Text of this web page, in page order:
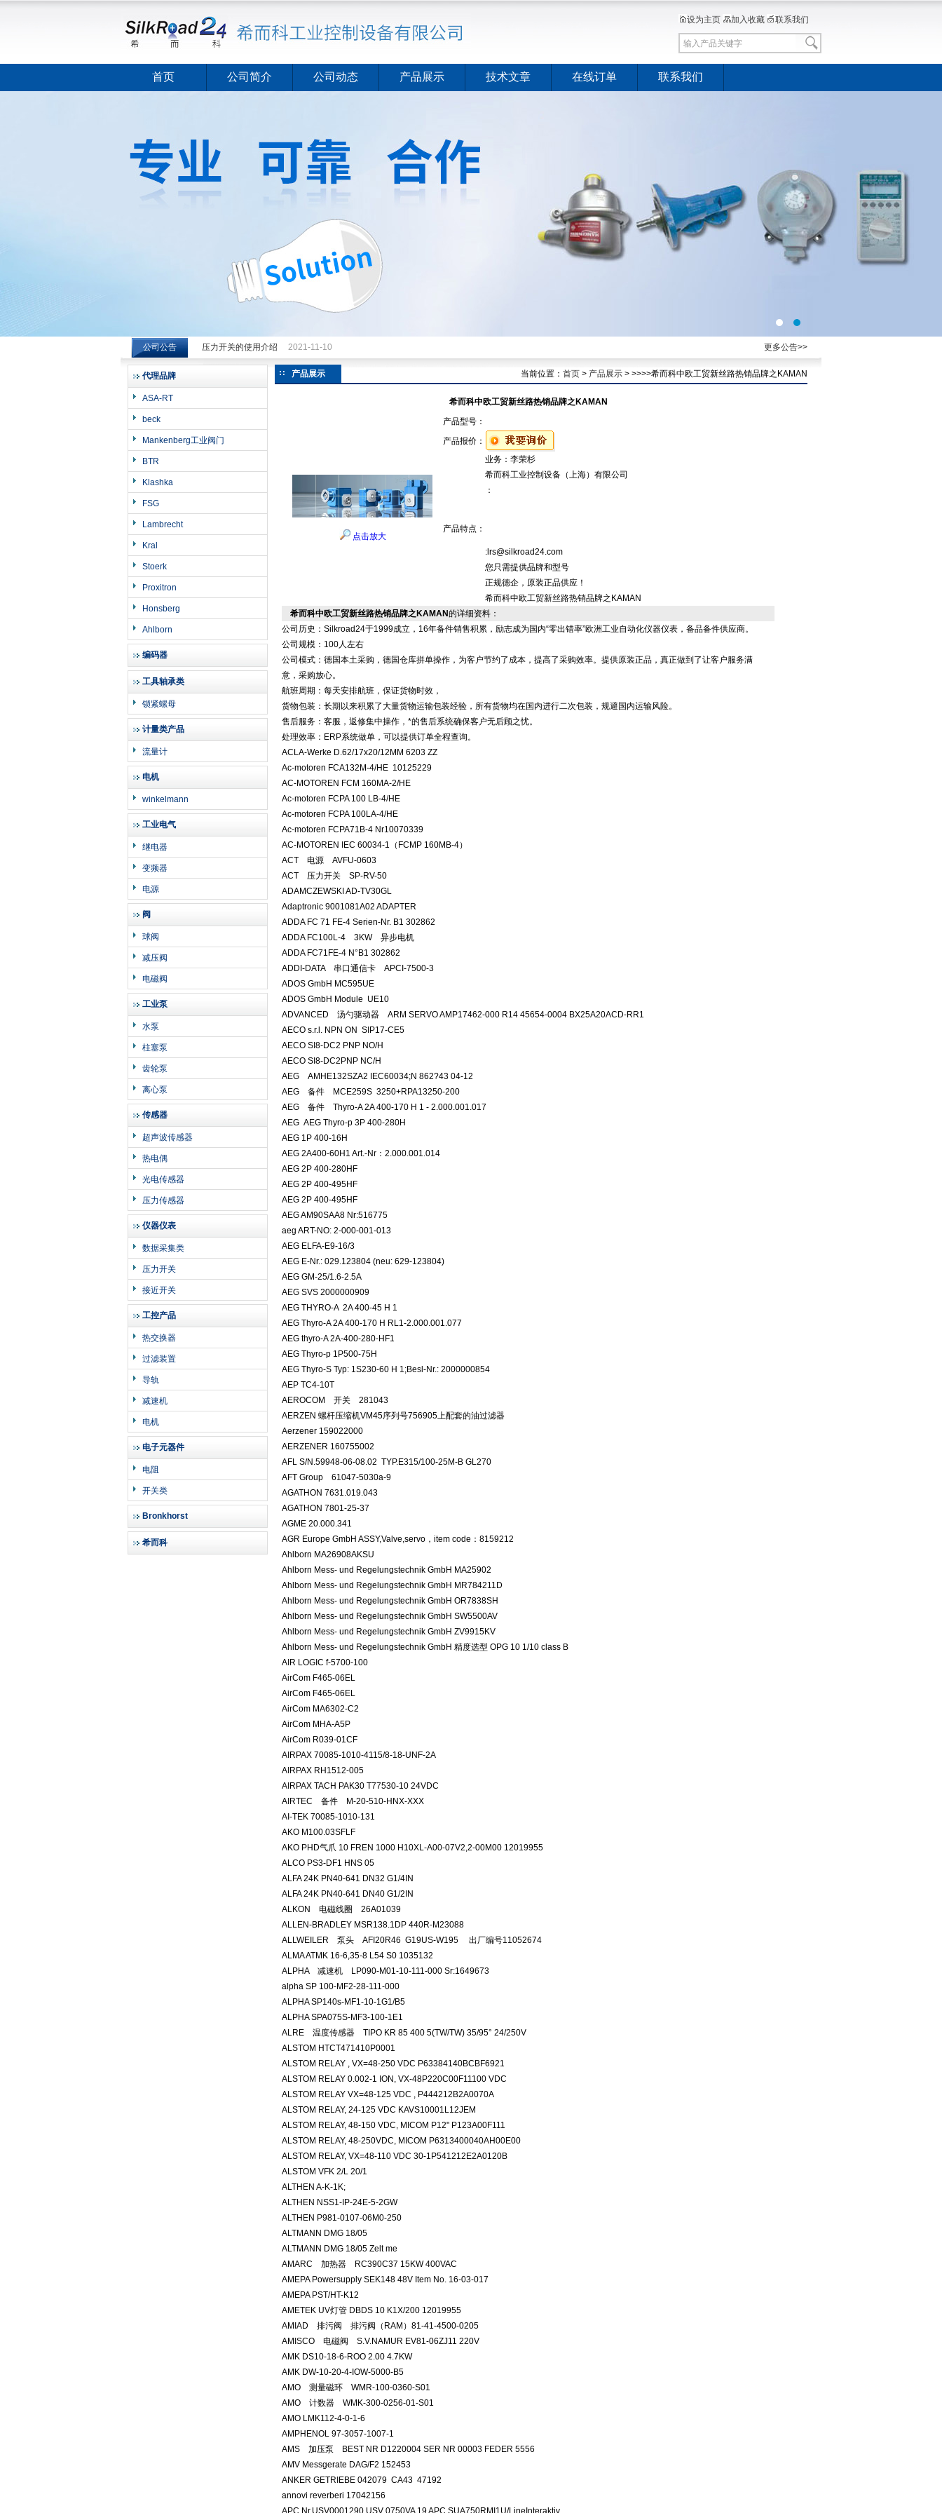
希而科工业控制设备（上海）有限公司
设为主页 加入收藏 联系我们
首页 公司简介 公司动态 产品展示 技术文章 在线订单 联系我们
公司公告 压力开关的使用介绍 2021-11-10 更多公告>>
代理品牌
ASA-RT
beck
Mankenberg工业阀门
BTR
Klashka
FSG
Lambrecht
Kral
Stoerk
Proxitron
Honsberg
Ahlborn
编码器
工具轴承类
锁紧螺母
计量类产品
流量计
电机
winkelmann
工业电气
继电器
变频器
电源
阀
球阀
减压阀
电磁阀
工业泵
水泵
柱塞泵
齿轮泵
离心泵
传感器
超声波传感器
热电偶
光电传感器
压力传感器
仪器仪表
数据采集类
压力开关
接近开关
工控产品
热交换器
过滤装置
导轨
减速机
电机
电子元器件
电阻
开关类
Bronkhorst
希而科
产品展示 当前位置： 首页 > 产品展示 > >>>>希而科中欧工贸新丝路热销品牌之KAMAN
希而科中欧工贸新丝路热销品牌之KAMAN
点击放大
产品型号：
产品报价：
产品特点：
业务：李荣杉
希而科工业控制设备（上海）有限公司
：
:lrs@silkroad24.com
您只需提供品牌和型号
正规德企，原装正品供应！
希而科中欧工贸新丝路热销品牌之KAMAN
希而科中欧工贸新丝路热销品牌之KAMAN的详细资料：
公司历史：Silkroad24于1999成立，16年备件销售积累，励志成为国内“零出错率”欧洲工业自动化仪器仪表，备品备件供应商。
公司规模：100人左右
公司模式：德国本土采购，德国仓库拼单操作，为客户节约了成本，提高了采购效率。提供原装正品，真正做到了让客户服务满
意，采购放心。
航班周期：每天安排航班，保证货物时效，
货物包装：长期以来积累了大量货物运输包装经验，所有货物均在国内进行二次包装，规避国内运输风险。
售后服务：客服，返修集中操作，*的售后系统确保客户无后顾之忧。
处理效率：ERP系统做单，可以提供订单全程查询。
ACLA-Werke D.62/17x20/12MM 6203 ZZ
Ac-motoren FCA132M-4/HE 10125229
AC-MOTOREN FCM 160MA-2/HE
Ac-motoren FCPA 100 LB-4/HE
Ac-motoren FCPA 100LA-4/HE
Ac-motoren FCPA71B-4 Nr10070339
AC-MOTOREN IEC 60034-1（FCMP 160MB-4）
ACT 电源 AVFU-0603
ACT 压力开关 SP-RV-50
ADAMCZEWSKI AD-TV30GL
Adaptronic 9001081A02 ADAPTER
ADDA FC 71 FE-4 Serien-Nr. B1 302862
ADDA FC100L-4 3KW 异步电机
ADDA FC71FE-4 N°B1 302862
ADDI-DATA 串口通信卡 APCI-7500-3
ADOS GmbH MC595UE
ADOS GmbH Module UE10
ADVANCED 汤勺驱动器 ARM SERVO AMP17462-000 R14 45654-0004 BX25A20ACD-RR1
AECO s.r.l. NPN ON SIP17-CE5
AECO SI8-DC2 PNP NO/H
AECO SI8-DC2PNP NC/H
AEG AMHE132SZA2 IEC60034;N 862?43 04-12
AEG 备件 MCE259S 3250+RPA13250-200
AEG 备件 Thyro-A 2A 400-170 H 1 - 2.000.001.017
AEG AEG Thyro-p 3P 400-280H
AEG 1P 400-16H
AEG 2A400-60H1 Art.-Nr：2.000.001.014
AEG 2P 400-280HF
AEG 2P 400-495HF
AEG 2P 400-495HF
AEG AM90SAA8 Nr:516775
aeg ART-NO: 2-000-001-013
AEG ELFA-E9-16/3
AEG E-Nr.: 029.123804 (neu: 629-123804)
AEG GM-25/1.6-2.5A
AEG SVS 2000000909
AEG THYRO-A 2A 400-45 H 1
AEG Thyro-A 2A 400-170 H RL1-2.000.001.077
AEG thyro-A 2A-400-280-HF1
AEG Thyro-p 1P500-75H
AEG Thyro-S Typ: 1S230-60 H 1;Besl-Nr.: 2000000854
AEP TC4-10T
AEROCOM 开关 281043
AERZEN 螺杆压缩机VM45序列号756905上配套的油过滤器
Aerzener 159022000
AERZENER 160755002
AFL S/N.59948-06-08.02 TYP.E315/100-25M-B GL270
AFT Group 61047-5030a-9
AGATHON 7631.019.043
AGATHON 7801-25-37
AGME 20.000.341
AGR Europe GmbH ASSY,Valve,servo，item code：8159212
Ahlborn MA26908AKSU
Ahlborn Mess- und Regelungstechnik GmbH MA25902
Ahlborn Mess- und Regelungstechnik GmbH MR784211D
Ahlborn Mess- und Regelungstechnik GmbH OR7838SH
Ahlborn Mess- und Regelungstechnik GmbH SW5500AV
Ahlborn Mess- und Regelungstechnik GmbH ZV9915KV
Ahlborn Mess- und Regelungstechnik GmbH 精度选型 OPG 10 1/10 class B
AIR LOGIC f-5700-100
AirCom F465-06EL
AirCom F465-06EL
AirCom MA6302-C2
AirCom MHA-A5P
AirCom R039-01CF
AIRPAX 70085-1010-4115/8-18-UNF-2A
AIRPAX RH1512-005
AIRPAX TACH PAK30 T77530-10 24VDC
AIRTEC 备件 M-20-510-HNX-XXX
AI-TEK 70085-1010-131
AKO M100.03SFLF
AKO PHD气爪 10 FREN 1000 H10XL-A00-07V2,2-00M00 12019955
ALCO PS3-DF1 HNS 05
ALFA 24K PN40-641 DN32 G1/4IN
ALFA 24K PN40-641 DN40 G1/2IN
ALKON 电磁线圈 26A01039
ALLEN-BRADLEY MSR138.1DP 440R-M23088
ALLWEILER 泵头 AFI20R46 G19US-W195 出厂编号11052674
ALMA ATMK 16-6,35-8 L54 S0 1035132
ALPHA 减速机 LP090-M01-10-111-000 Sr:1649673
alpha SP 100-MF2-28-111-000
ALPHA SP140s-MF1-10-1G1/B5
ALPHA SPA075S-MF3-100-1E1
ALRE 温度传感器 TIPO KR 85 400 5(TW/TW) 35/95° 24/250V
ALSTOM HTCT471410P0001
ALSTOM RELAY , VX=48-250 VDC P63384140BCBF6921
ALSTOM RELAY 0.002-1 ION, VX-48P220C00F11100 VDC
ALSTOM RELAY VX=48-125 VDC , P444212B2A0070A
ALSTOM RELAY, 24-125 VDC KAVS10001L12JEM
ALSTOM RELAY, 48-150 VDC, MICOM P12" P123A00F111
ALSTOM RELAY, 48-250VDC, MICOM P6313400040AH00E00
ALSTOM RELAY, VX=48-110 VDC 30-1P541212E2A0120B
ALSTOM VFK 2/L 20/1
ALTHEN A-K-1K;
ALTHEN NSS1-IP-24E-5-2GW
ALTHEN P981-0107-06M0-250
ALTMANN DMG 18/05
ALTMANN DMG 18/05 Zelt me
AMARC 加热器 RC390C37 15KW 400VAC
AMEPA Powersupply SEK148 48V Item No. 16-03-017
AMEPA PST/HT-K12
AMETEK UV灯管 DBDS 10 K1X/200 12019955
AMIAD 排污阀 排污阀（RAM）81-41-4500-0205
AMISCO 电磁阀 S.V.NAMUR EV81-06ZJ11 220V
AMK DS10-18-6-ROO 2.00 4.7KW
AMK DW-10-20-4-IOW-5000-B5
AMO 测量磁环 WMR-100-0360-S01
AMO 计数器 WMK-300-0256-01-S01
AMO LMK112-4-0-1-6
AMPHENOL 97-3057-1007-1
AMS 加压泵 BEST NR D1220004 SER NR 00003 FEDER 5556
AMV Messgerate DAG/F2 152453
ANKER GETRIEBE 042079 CA43 47192
annovi reverberi 17042156
APC Nr.USV0001290 USV 0750VA 19 APC SUA750RMI1U/LineInteraktiv